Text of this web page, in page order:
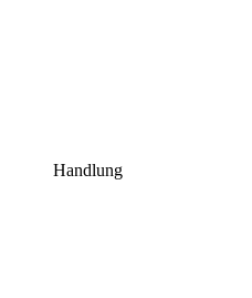
Handlung